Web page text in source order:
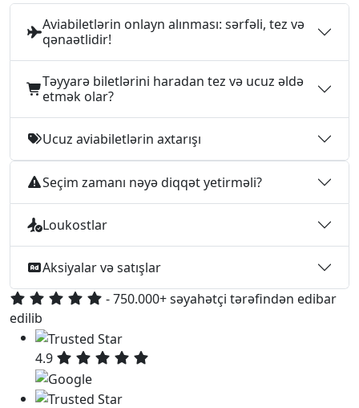
Aviabiletlərin onlayn alınması: sərfəli, tez və
qənaətlidir!
Təyyarə biletlərini haradan tez və ucuz əldə
etmək olar?
Ucuz aviabiletlərin axtarışı
Seçim zamanı nəyə diqqət yetirməli?
Loukostlar
Aksiyalar və satışlar
- 750.000+ səyahətçi tərəfindən edibar
edilib
4.9